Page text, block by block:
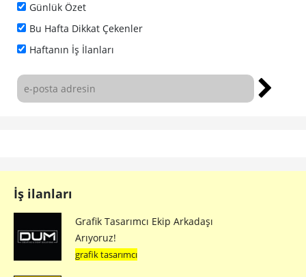
Günlük Özet
Bu Hafta Dikkat Çekenler
Haftanın İş İlanları
İş ilanları
Grafik Tasarımcı Ekip Arkadaşı
Arıyoruz!
grafik tasarımcı